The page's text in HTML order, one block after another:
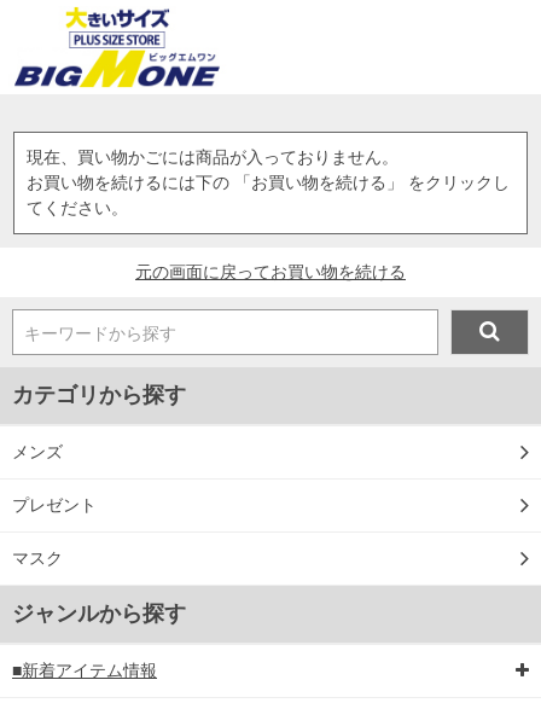
現在、買い物かごには商品が入っておりません。
お買い物を続けるには下の 「お買い物を続ける」 をクリックし
てください。
元の画面に戻ってお買い物を続ける
キーワードから探す
カテゴリから探す
メンズ
プレゼント
マスク
ジャンルから探す
■新着アイテム情報